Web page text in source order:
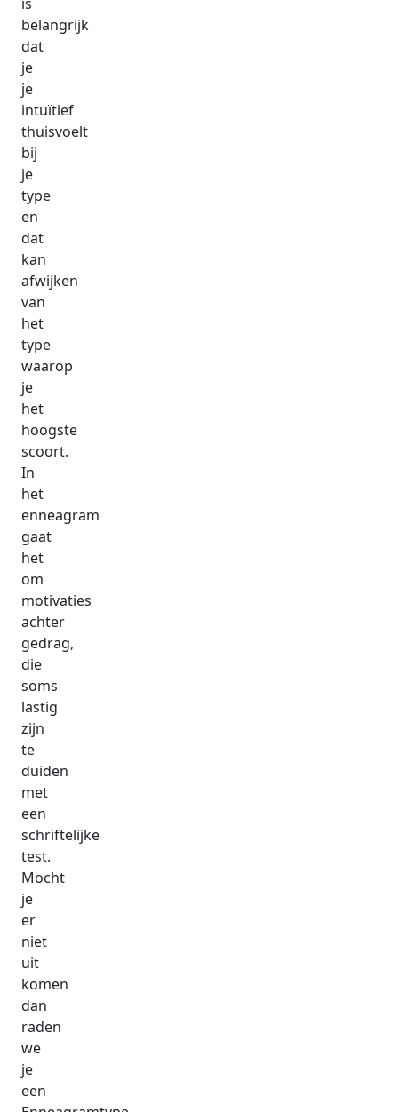
belangrijk
dat
je
je
intuïtief
thuisvoelt
bij
je
type
en
dat
kan
afwijken
van
het
type
waarop
je
het
hoogste
scoort.
In
het
enneagram
gaat
het
om
motivaties
achter
gedrag,
die
soms
lastig
zijn
te
duiden
met
een
schriftelijke
test.
Mocht
je
er
niet
uit
komen
dan
raden
we
je
een